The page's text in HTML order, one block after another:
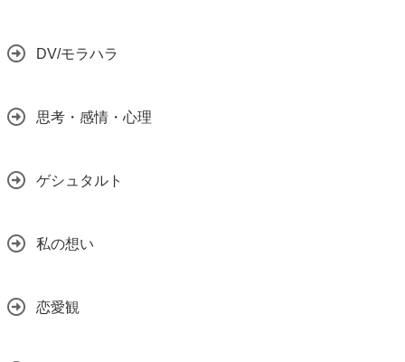
DV/モラハラ
思考・感情・心理
ゲシュタルト
私の想い
恋愛観